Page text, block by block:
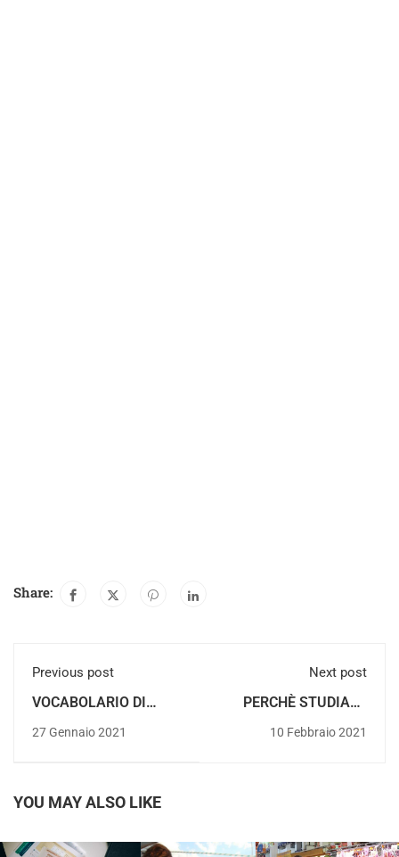
Share:
Previous post
VOCABOLARIO DI
27 Gennaio 2021
Next post
PERCHÈ STUDIARE
INVERNO A DÉNIA
10 Febbraio 2021
YOU MAY ALSO LIKE